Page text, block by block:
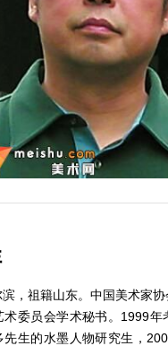
，祖籍山东。中国美术家
术委员会学术秘书。1999年
先生的水墨人物研究生，